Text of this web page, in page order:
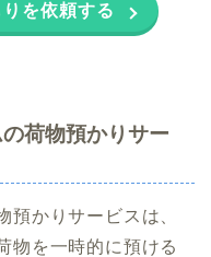
を依頼する
荷物預かりサー
預かりサービスは、
物を一時的に預ける